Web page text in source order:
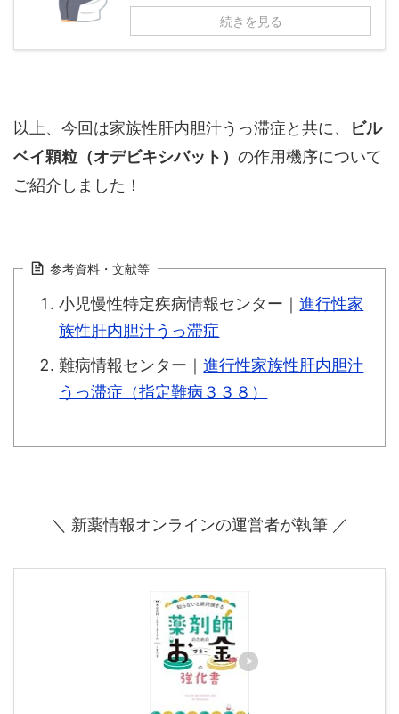
続きを見る
以上、今回は家族性肝内胆汁うっ滞症と共に、
ビル
ベイ顆粒（オデビキシバット） の作用機序について
ご紹介しました！
参考資料・文献等
小児慢性特定疾病情報センター｜進行性家
族性肝内胆汁うっ滞症
難病情報センター｜進行性家族性肝内胆汁
うっ滞症（指定難病３３８）
＼ 新薬情報オンラインの運営者が執筆 ／